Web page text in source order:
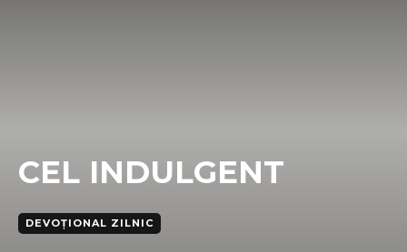
CEL INDULGENT
DEVOȚIONAL ZILNIC